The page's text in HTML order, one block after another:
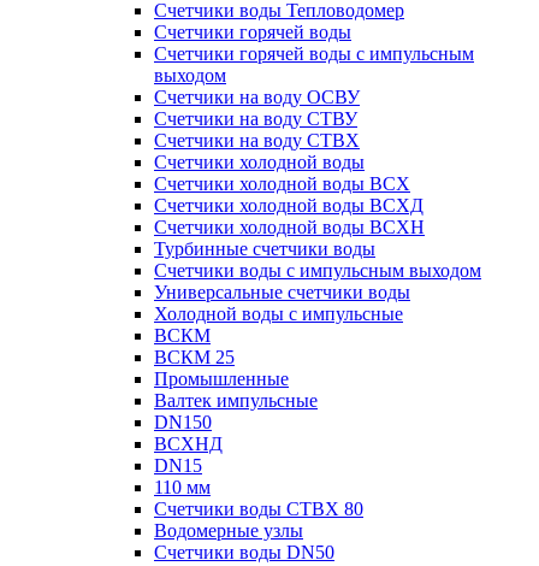
Счетчики воды Тепловодомер
Счетчики горячей воды
Счетчики горячей воды с импульсным
выходом
Счетчики на воду ОСВУ
Счетчики на воду СТВУ
Счетчики на воду СТВХ
Счетчики холодной воды
Счетчики холодной воды ВСХ
Счетчики холодной воды ВСХД
Счетчики холодной воды ВСХН
Турбинные счетчики воды
Счетчики воды с импульсным выходом
Универсальные счетчики воды
Холодной воды с импульсные
ВСКМ
ВСКМ 25
Промышленные
Валтек импульсные
DN150
ВСХНД
DN15
110 мм
Счетчики воды СТВХ 80
Водомерные узлы
Счетчики воды DN50